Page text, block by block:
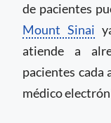
de pacientes
Mount Sinai
atiende a
pacientes cada
médico